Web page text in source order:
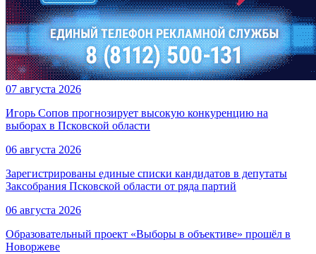
07 августа 2026
Игорь Сопов прогнозирует высокую конкуренцию на
выборах в Псковской области
06 августа 2026
Зарегистрированы единые списки кандидатов в депутаты
Заксобрания Псковской области от ряда партий
06 августа 2026
Образовательный проект «Выборы в объективе» прошёл в
Новоржеве